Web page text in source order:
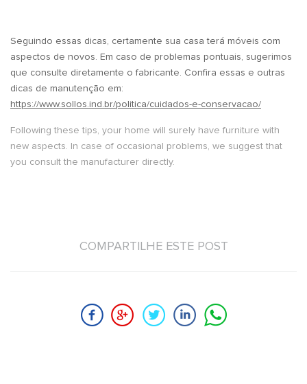
Seguindo essas dicas, certamente sua casa terá móveis com
aspectos de novos. Em caso de problemas pontuais, sugerimos
que consulte diretamente o fabricante. Confira essas e outras
dicas de manutenção em:
https://www.sollos.ind.br/politica/cuidados-e-conservacao/
Following these tips, your home will surely have furniture with
new aspects. In case of occasional problems, we suggest that
you consult the manufacturer directly.
COMPARTILHE ESTE POST